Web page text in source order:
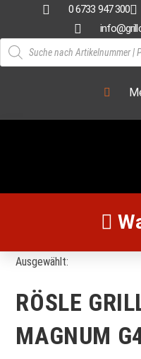
springen
0 6733 947 300
Products
search
Ausgewählt:
RÖSLE
MAGNUM